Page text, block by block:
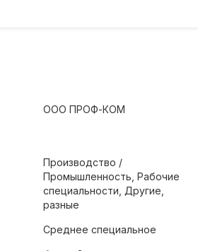
ООО ПРОФ-КОМ
Производство /
Промышленность, Рабочие
специальности, Другие,
разные
Среднее специальное